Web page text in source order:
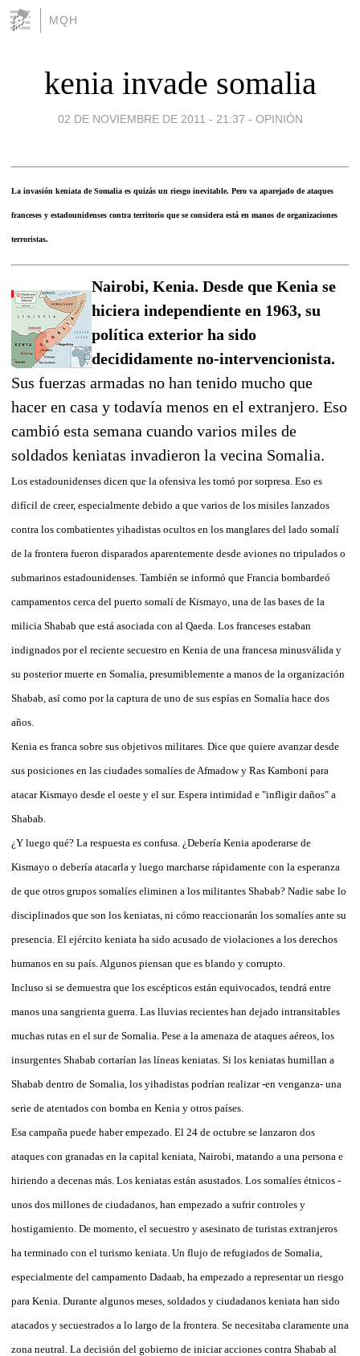
MQH
kenia invade somalia
02 DE NOVIEMBRE DE 2011 - 21:37 - OPINIÓN
La invasión keniata de Somalia es quizás un riesgo inevitable. Pero va aparejado de ataques
franceses y estadounidenses contra territorio que se considera está en manos de organizaciones
terroristas.
Nairobi, Kenia. Desde que Kenia se
hiciera independiente en 1963, su
política exterior ha sido
decididamente no-intervencionista.
Sus fuerzas armadas no han tenido mucho que
hacer en casa y todavía menos en el extranjero. Eso
cambió esta semana cuando varios miles de
soldados keniatas invadieron la vecina Somalia.
Los estadounidenses dicen que la ofensiva les tomó por sorpresa. Eso es
difícil de creer, especialmente debido a que varios de los misiles lanzados
contra los combatientes yihadistas ocultos en los manglares del lado somalí
de la frontera fueron disparados aparentemente desde aviones no tripulados o
submarinos estadounidenses. También se informó que Francia bombardeó
campamentos cerca del puerto somalí de Kismayo, una de las bases de la
milicia Shabab que está asociada con al Qaeda. Los franceses estaban
indignados por el reciente secuestro en Kenia de una francesa minusválida y
su posterior muerte en Somalia, presumiblemente a manos de la organización
Shabab, así como por la captura de uno de sus espías en Somalia hace dos
años.
Kenia es franca sobre sus objetivos militares. Dice que quiere avanzar desde
sus posiciones en las ciudades somalíes de Afmadow y Ras Kamboni para
atacar Kismayo desde el oeste y el sur. Espera intimidad e "infligir daños" a
Shabab.
¿Y luego qué? La respuesta es confusa. ¿Debería Kenia apoderarse de
Kismayo o debería atacarla y luego marcharse rápidamente con la esperanza
de que otros grupos somalíes eliminen a los militantes Shabab? Nadie sabe lo
disciplinados que son los keniatas, ni cómo reaccionarán los somalíes ante su
presencia. El ejército keniata ha sido acusado de violaciones a los derechos
humanos en su país. Algunos piensan que es blando y corrupto.
Incluso si se demuestra que los escépticos están equivocados, tendrá entre
manos una sangrienta guerra. Las lluvias recientes han dejado intransitables
muchas rutas en el sur de Somalia. Pese a la amenaza de ataques aéreos, los
insurgentes Shabab cortarían las líneas keniatas. Si los keniatas humillan a
Shabab dentro de Somalia, los yihadistas podrían realizar -en venganza- una
serie de atentados con bomba en Kenia y otros países.
Esa campaña puede haber empezado. El 24 de octubre se lanzaron dos
ataques con granadas en la capital keniata, Nairobi, matando a una persona e
hiriendo a decenas más. Los keniatas están asustados. Los somalíes étnicos -
unos dos millones de ciudadanos, han empezado a sufrir controles y
hostigamiento. De momento, el secuestro y asesinato de turistas extranjeros
ha terminado con el turismo keniata. Un flujo de refugiados de Somalia,
especialmente del campamento Dadaab, ha empezado a representar un riesgo
para Kenia. Durante algunos meses, soldados y ciudadanos keniata han sido
atacados y secuestrados a lo largo de la frontera. Se necesitaba claramente una
zona neutral. La decisión del gobierno de iniciar acciones contra Shabab al